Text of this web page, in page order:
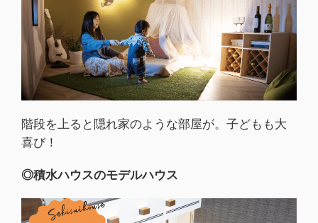
階段を上ると隠れ家のような部屋が。子どもも大
喜び！
◎積水ハウスのモデルハウス